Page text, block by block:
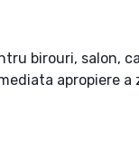
birouri, salon,
apropiere a